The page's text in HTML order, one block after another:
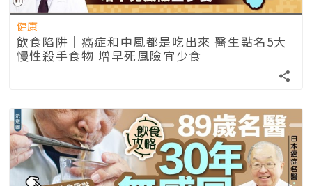
健康
飲食陷阱｜癌症和中風都是吃出來 醫生點名5大
慢性殺手食物 增早死風險宜少食